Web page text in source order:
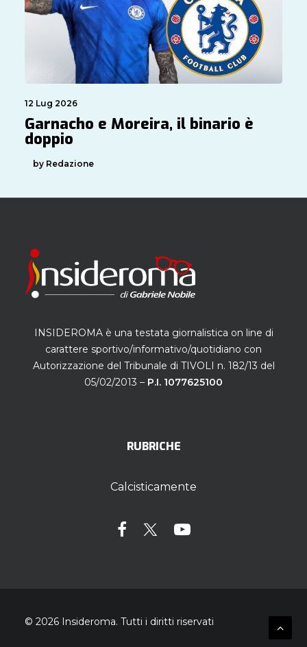
12 Lug 2026
Garnacho e Moreira, il binario è
doppio
by Redazione
INSIDEROMA è una testata giornalistica on line di
carattere sportivo/informativo/quotidiano con
Autorizzazione del Tribunale di TIVOLI n. 182/13 del
05/02/2013 – P.I. 1077625100
RUBRICHE
Calcisticamente
© 2026 Insideroma. Tutti i diritti riservati